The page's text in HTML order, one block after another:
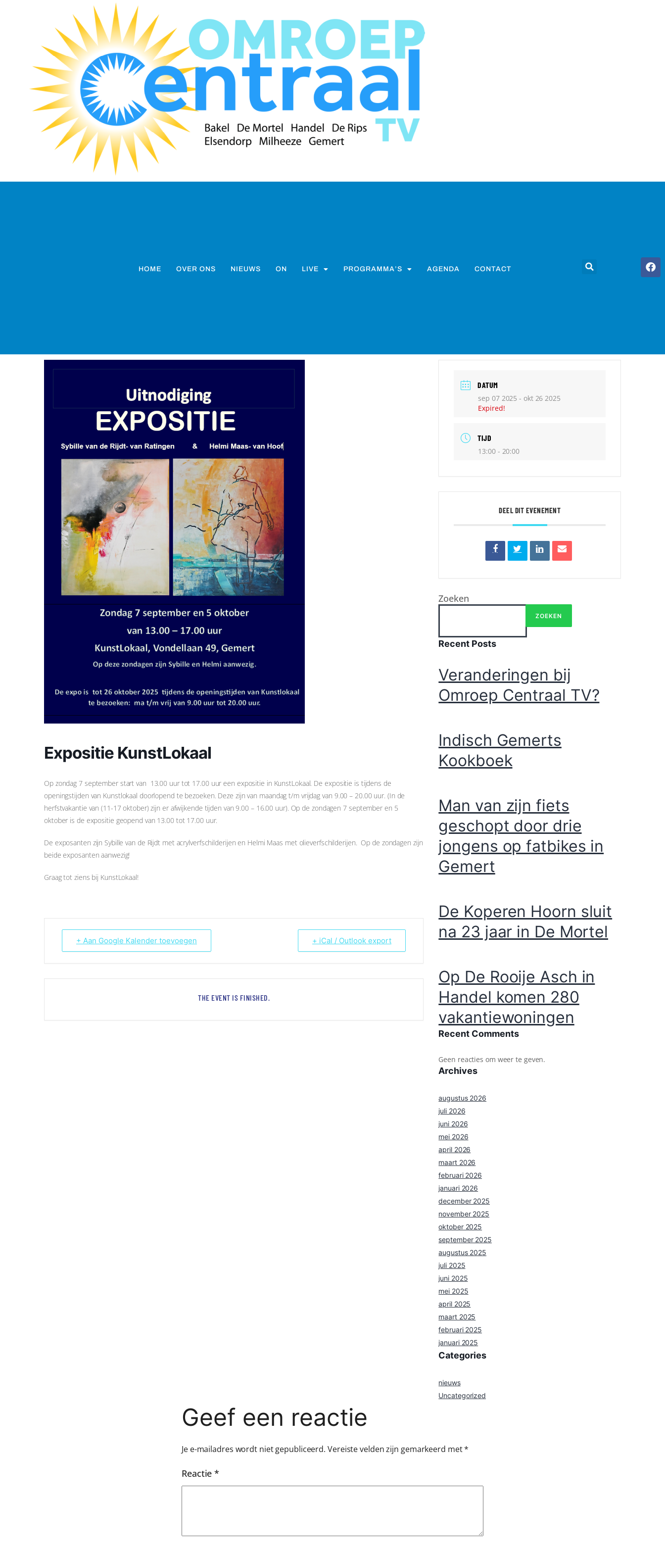
HOME OVER ONS NIEUWS ON LIVE PROGRAMMA’S AGENDA CONTACT
Expositie KunstLokaal
Op zondag 7 september start van 13.00 uur tot 17.00 uur een expositie in KunstLokaal. De expositie is tijdens de
openingstijden van Kunstlokaal doorlopend te bezoeken. Deze zijn van maandag t/m vrijdag van 9.00 – 20.00 uur. (In de
herfstvakantie van (11-17 oktober) zijn er afwijkende tijden van 9.00 – 16.00 uur). Op de zondagen 7 september en 5
oktober is de expositie geopend van 13.00 tot 17.00 uur.
De exposanten zijn Sybille van de Rijdt met acrylverfschilderijen en Helmi Maas met olieverfschilderijen. Op de zondagen zijn
beide exposanten aanwezig!
Graag tot ziens bij KunstLokaal!
+ Aan Google Kalender toevoegen + iCal / Outlook export
THE EVENT IS FINISHED.
DATUM
sep 07 2025 - okt 26 2025
Expired!
TIJD
13:00 - 20:00
DEEL DIT EVENEMENT
Zoeken
ZOEKEN
Recent Posts
Veranderingen bij
Omroep Centraal TV?
Indisch Gemerts
Kookboek
Man van zijn fiets
geschopt door drie
jongens op fatbikes in
Gemert
De Koperen Hoorn sluit
na 23 jaar in De Mortel
Op De Rooije Asch in
Handel komen 280
vakantiewoningen
Recent Comments
Geen reacties om weer te geven.
Archives
augustus 2026
juli 2026
juni 2026
mei 2026
april 2026
maart 2026
februari 2026
januari 2026
december 2025
november 2025
oktober 2025
september 2025
augustus 2025
juli 2025
juni 2025
mei 2025
april 2025
maart 2025
februari 2025
januari 2025
Categories
nieuws
Uncategorized
Geef een reactie
Je e-mailadres wordt niet gepubliceerd. Vereiste velden zijn gemarkeerd met*
Reactie*